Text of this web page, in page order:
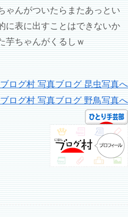
ゃんがついたらまたあっとい
に表に出すことはできないか
芋ちゃんがくるしｗ